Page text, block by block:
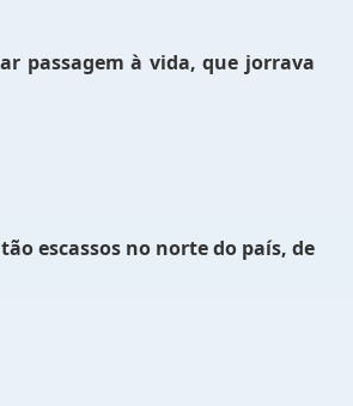
passagem à vida, que jorrava
escassos no norte do país, de